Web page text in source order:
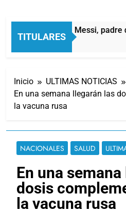
TITULARES
Murió Jorge Messi, padre
1 Hora Atrás
Inicio
ULTIMAS NOTICIAS
En una semana llegarán las
la vacuna rusa
NACIONALES SALUD
En una
dosis
la vacuna rusa